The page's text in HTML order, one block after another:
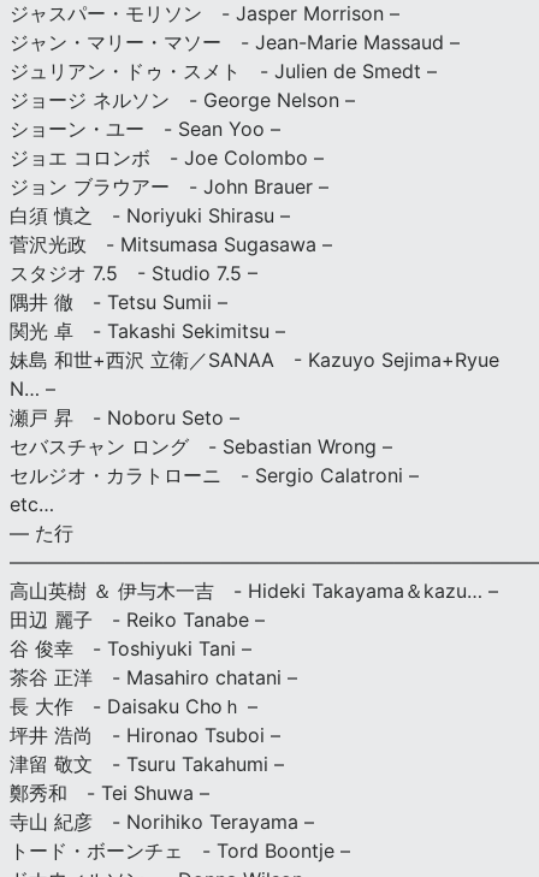
ジャスパー・モリソン - Jasper Morrison –
ジャン・マリー・マソー - Jean-Marie Massaud –
ジュリアン・ドゥ・スメト - Julien de Smedt –
ジョージ ネルソン - George Nelson –
ショーン・ユー - Sean Yoo –
ジョエ コロンボ - Joe Colombo –
ジョン ブラウアー - John Brauer –
白須 慎之 - Noriyuki Shirasu –
菅沢光政 - Mitsumasa Sugasawa –
スタジオ 7.5 - Studio 7.5 –
隅井 徹 - Tetsu Sumii –
関光 卓 - Takashi Sekimitsu –
妹島 和世+西沢 立衛／SANAA - Kazuyo Sejima+Ryue
N… –
瀬戸 昇 - Noboru Seto –
セバスチャン ロング - Sebastian Wrong –
セルジオ・カラトローニ - Sergio Calatroni –
etc…
— た行
高山英樹 ＆ 伊与木一吉 - Hideki Takayama＆kazu… –
田辺 麗子 - Reiko Tanabe –
谷 俊幸 - Toshiyuki Tani –
茶谷 正洋 - Masahiro chatani –
長 大作 - Daisaku Choｈ –
坪井 浩尚 - Hironao Tsuboi –
津留 敬文 - Tsuru Takahumi –
鄭秀和 - Tei Shuwa –
寺山 紀彦 - Norihiko Terayama –
トード・ボーンチェ - Tord Boontje –